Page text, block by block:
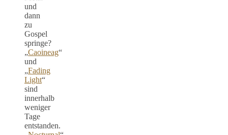
und
dann
zu
Gospel
springe?
„Caoineag“
und
„Fading
Light“
sind
innerhalb
weniger
Tage
entstanden.